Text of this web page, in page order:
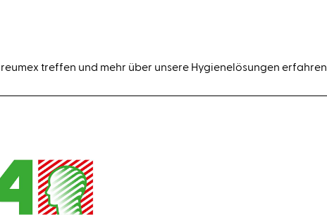
treffen und mehr über unsere Hygienelösungen erfahren.